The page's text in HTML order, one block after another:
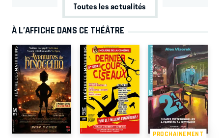
Toutes les actualités
À L’AFFICHE DANS CE THÉÂTRE
PROCHAINEMENT